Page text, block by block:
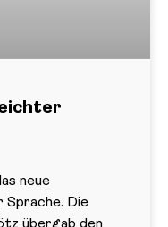
neue
Sprache. Die